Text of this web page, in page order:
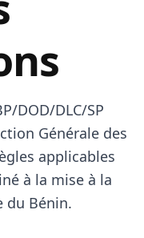
DOD/DLC/SP
Générale des
applicables
à la mise à la
du Bénin.